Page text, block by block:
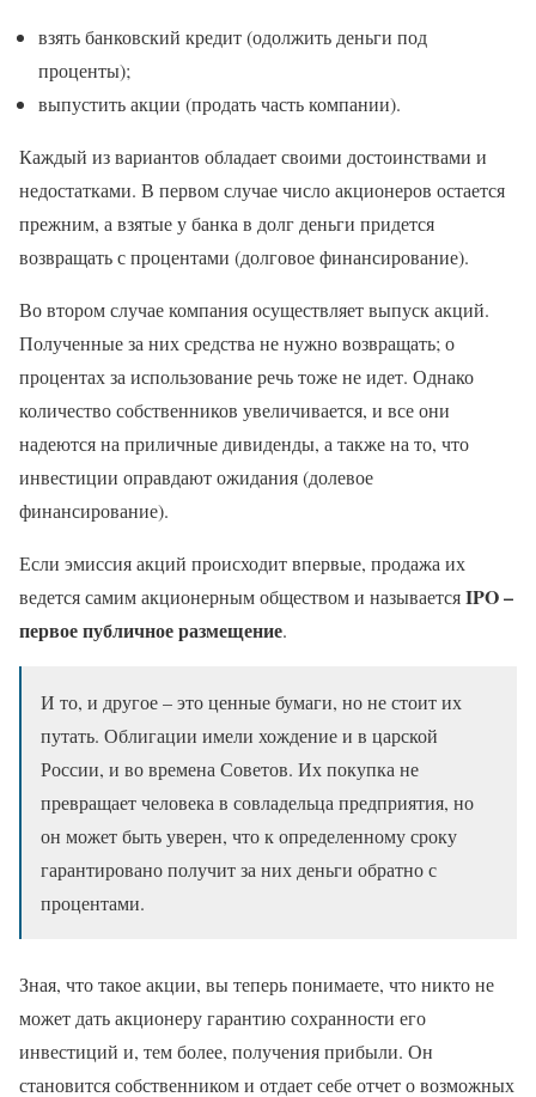
взять банковский кредит (одолжить деньги под
проценты);
выпустить акции (продать часть компании).
Каждый из вариантов обладает своими достоинствами и
недостатками. В первом случае число акционеров остается
прежним, а взятые у банка в долг деньги придется
возвращать с процентами (долговое финансирование).
Во втором случае компания осуществляет выпуск акций.
Полученные за них средства не нужно возвращать; о
процентах за использование речь тоже не идет. Однако
количество собственников увеличивается, и все они
надеются на приличные дивиденды, а также на то, что
инвестиции оправдают ожидания (долевое
финансирование).
Если эмиссия акций происходит впервые, продажа их
ведется самим акционерным обществом и называетсяIPO –
первое публичное размещение.
И то, и другое – это ценные бумаги, но не стоит их
путать. Облигации имели хождение и в царской
России, и во времена Советов. Их покупка не
превращает человека в совладельца предприятия, но
он может быть уверен, что к определенному сроку
гарантировано получит за них деньги обратно с
процентами.
Зная, что такое акции, вы теперь понимаете, что никто не
может дать акционеру гарантию сохранности его
инвестиций и, тем более, получения прибыли. Он
становится собственником и отдает себе отчет о возможных